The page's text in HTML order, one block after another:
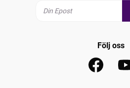
Följ oss